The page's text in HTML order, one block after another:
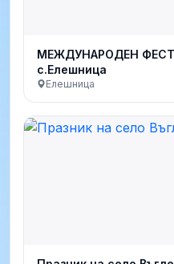
МЕЖДУНАРОДЕН
с.Елешница
Елешница